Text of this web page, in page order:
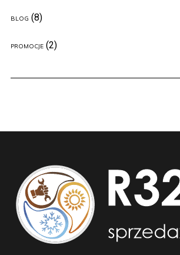
BLOG (8)
PROMOCJE(2)